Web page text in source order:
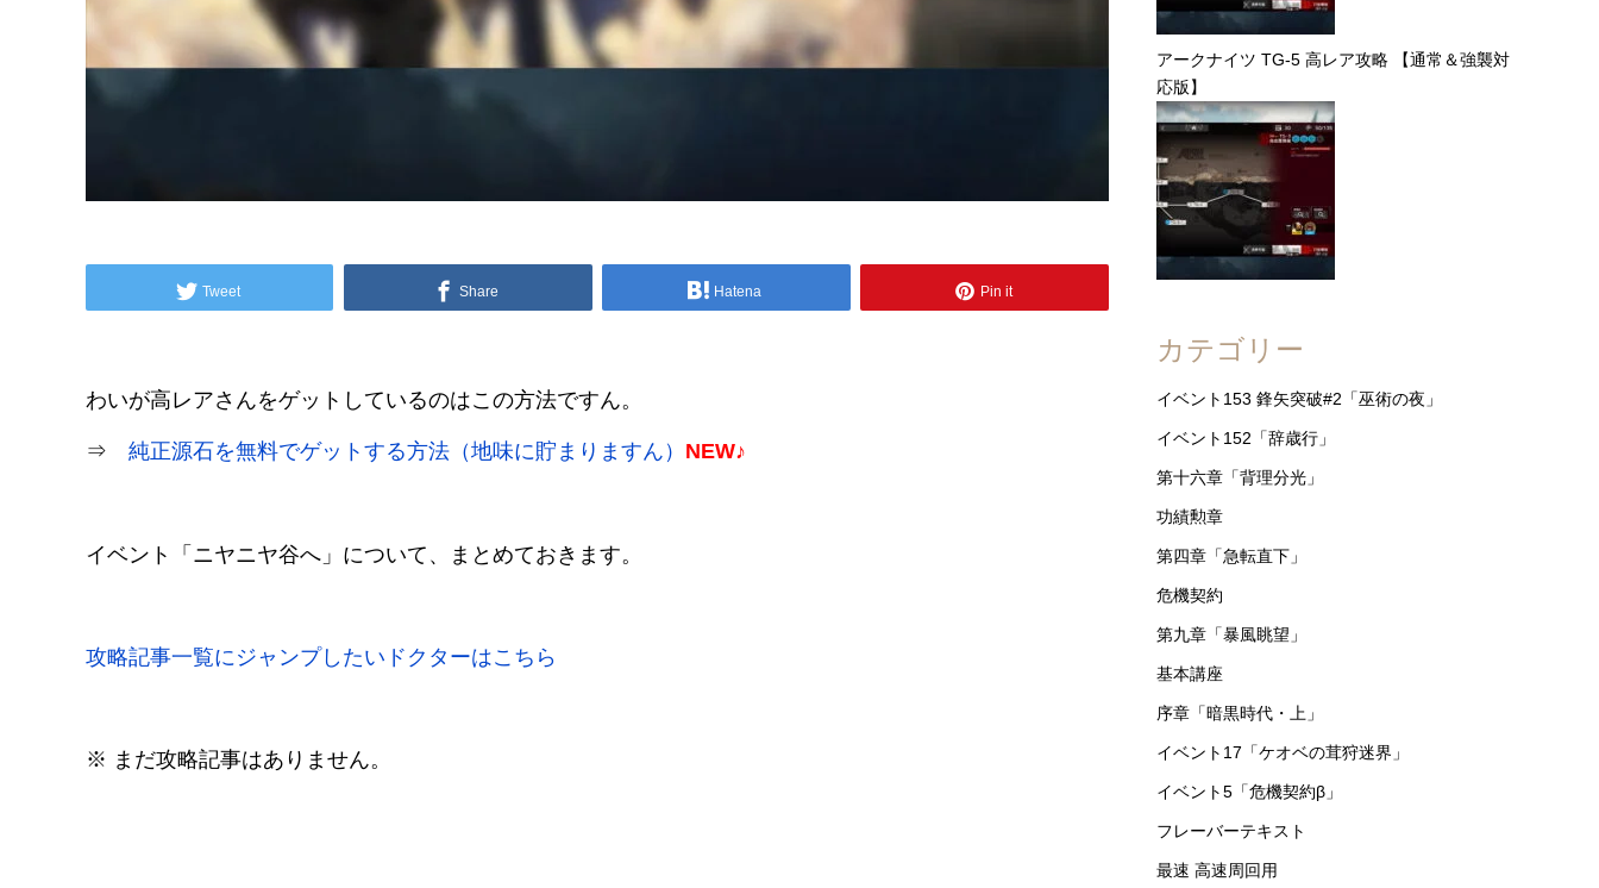
Tweet Share Hatena Pin it
わいが高レアさんをゲットしているのはこの方法ですん。
⇒ 純正源石を無料でゲットする方法（地味に貯まりますん） NEW♪
イベント「ニヤニヤ谷へ」について、まとめておきます。
攻略記事一覧にジャンプしたいドクターはこちら
※ まだ攻略記事はありません。
アークナイツ TG-5 高レア攻略 【通常＆強襲対
応版】
カテゴリー
イベント153 鋒矢突破#2「巫術の夜」
イベント152「辞歳行」
第十六章「背理分光」
功績勲章
第四章「急転直下」
危機契約
第九章「暴風眺望」
基本講座
序章「暗黒時代・上」
イベント17「ケオベの茸狩迷界」
イベント5「危機契約β」
フレーバーテキスト
最速 高速周回用